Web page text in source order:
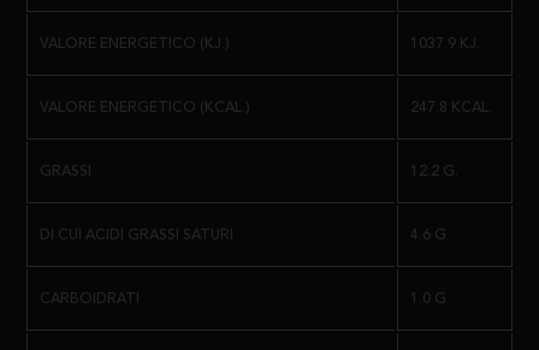
CONSERVARE IN UN LUOGO FRESCO E ASCIUTTO, AL RIPARO DALLA
LUCE DIRETTA DEL SOLE.
SPEDIZIONE:
SOTTOVUOTO IN BUSTINE SINGOLE.
BUSTE SINGOLE DA 100 GR. LA SPEDIZIONE COMPRENDE LO
STINCO, I CUBETTI DI PROSCIUTTO E TUTTE LE PARTI
VALORE ENERGETICO (KJ.) 1037.9 KJ.
VALORE ENERGETICO (KCAL.) 247.8 KCAL.
GRASSI 12.2 G.
DI CUI ACIDI GRASSI SATURI 4.6 G.
CARBOIDRATI 1.0 G.